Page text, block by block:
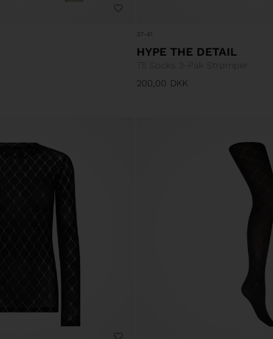
37-41
HYPE THE DETAIL
75 Socks 3-Pak Strømper
200,00 DKK